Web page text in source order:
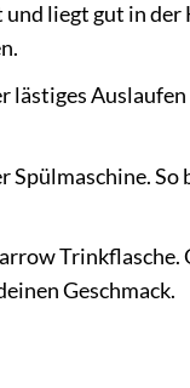
liegt gut in der
lästiges Auslaufen
Spülmaschine. So
Trinkflasche.
Geschmack.